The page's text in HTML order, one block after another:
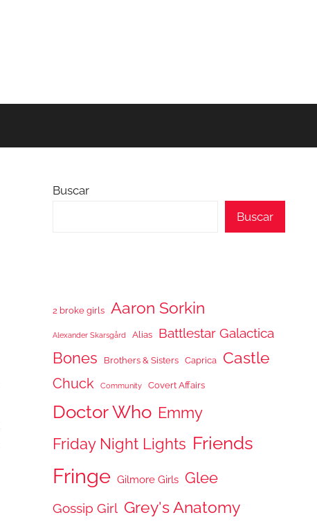
Buscar
Buscar
2 broke girls Aaron Sorkin
Alexander Skarsgård Alias Battlestar Galactica
Bones Brothers & Sisters Caprica Castle
Chuck Community Covert Affairs
Doctor Who Emmy
Friday Night Lights Friends
Fringe Gilmore Girls Glee
Gossip Girl Grey's Anatomy